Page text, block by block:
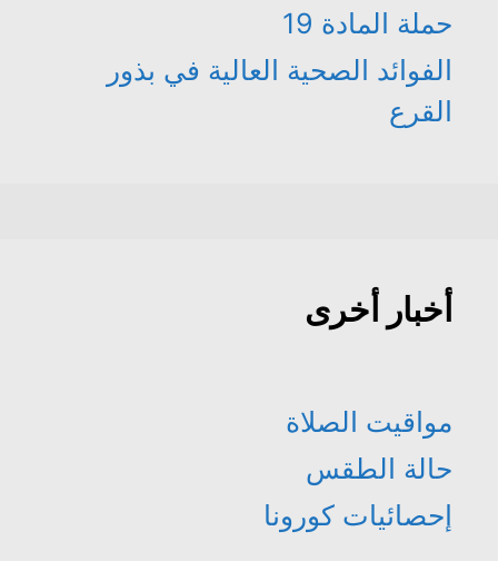
حملة المادة 19
الفوائد الصحية العالية في بذور
القرع
أخبار أخرى
مواقيت الصلاة
حالة الطقس
إحصائيات كورونا